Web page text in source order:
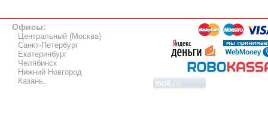
Офисы:
Центральный (Москва)
Санкт-Петербург
Екатеринбург
Челябинск
Нижний Новгород
Казань.